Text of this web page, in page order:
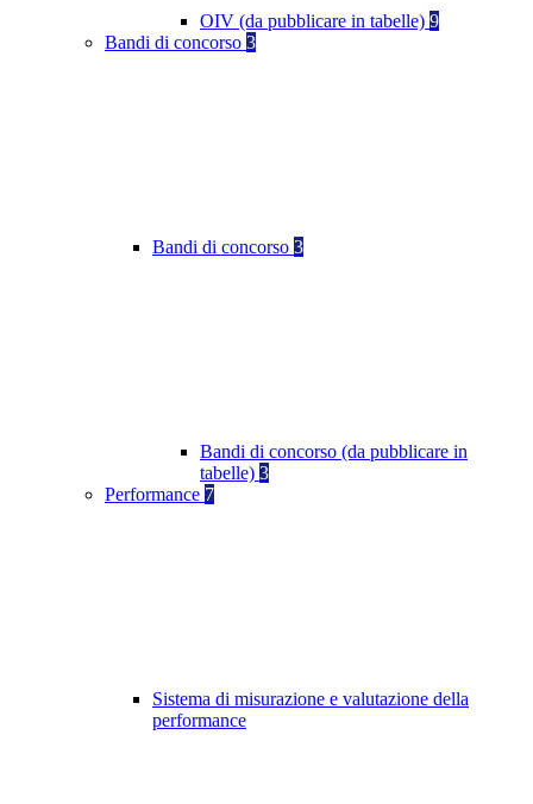
OIV (da pubblicare in tabelle) 9
Bandi di concorso 3
Bandi di concorso 3
Bandi di concorso (da pubblicare in
tabelle) 3
Performance 7
Sistema di misurazione e valutazione della
performance